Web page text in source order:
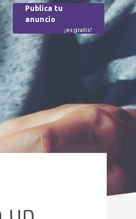
Publica tu
anuncio
¡es gratis!